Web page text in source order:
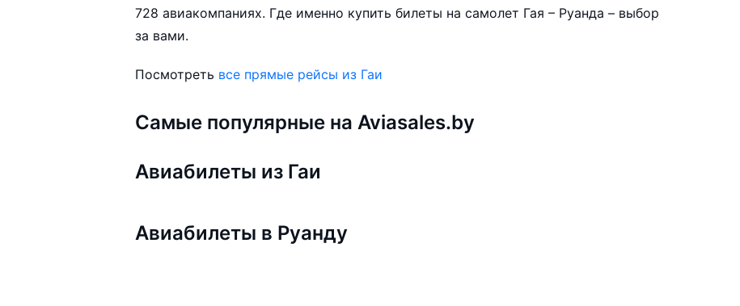
728 авиакомпаниях. Где именно купить билеты на самолет Гая – Руанда – выбор
за вами.
Посмотреть все прямые рейсы из Гаи
Самые популярные на Aviasales.by
Авиабилеты из Гаи
Авиабилеты в Руанду